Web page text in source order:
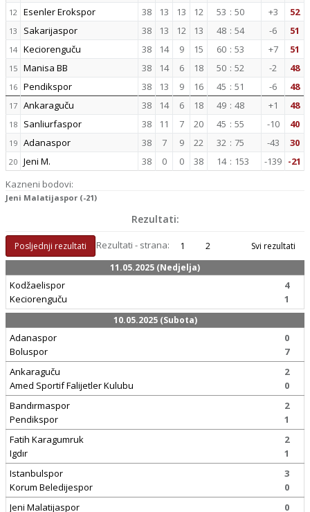
12 Esenler Erokspor 38 13 13 12 53 : 50 +3 52
13 Sakarijaspor 38 13 12 13 48 : 54 -6 51
14 Keciorenguču 38 14 9 15 60 : 53 +7 51
15 Manisa BB 38 14 6 18 50 : 52 -2 48
16 Pendikspor 38 13 9 16 45 : 51 -6 48
17 Ankaraguču 38 14 6 18 49 : 48 +1 48
18 Sanliurfaspor 38 11 7 20 45 : 55 -10 40
19 Adanaspor 38 7 9 22 32 : 75 -43 30
20 Jeni M. 38 0 0 38 14 : 153 -139 -21
Kazneni bodovi:
Jeni Malatijaspor (-21)
Rezultati:
Posljednji rezultati Rezultati - strana: 1 2
Svi rezultati
11.05.2025 (Nedjelja)
Kodžaelispor
Keciorenguču
4
1
10.05.2025 (Subota)
Adanaspor
Boluspor
0
7
Ankaraguču
Amed Sportif Falijetler Kulubu
2
0
Bandırmaspor
Pendikspor
2
1
Fatih Karagumruk
Igdır
2
1
Istanbulspor
Korum Beledijespor
3
0
Jeni Malatijaspor
0